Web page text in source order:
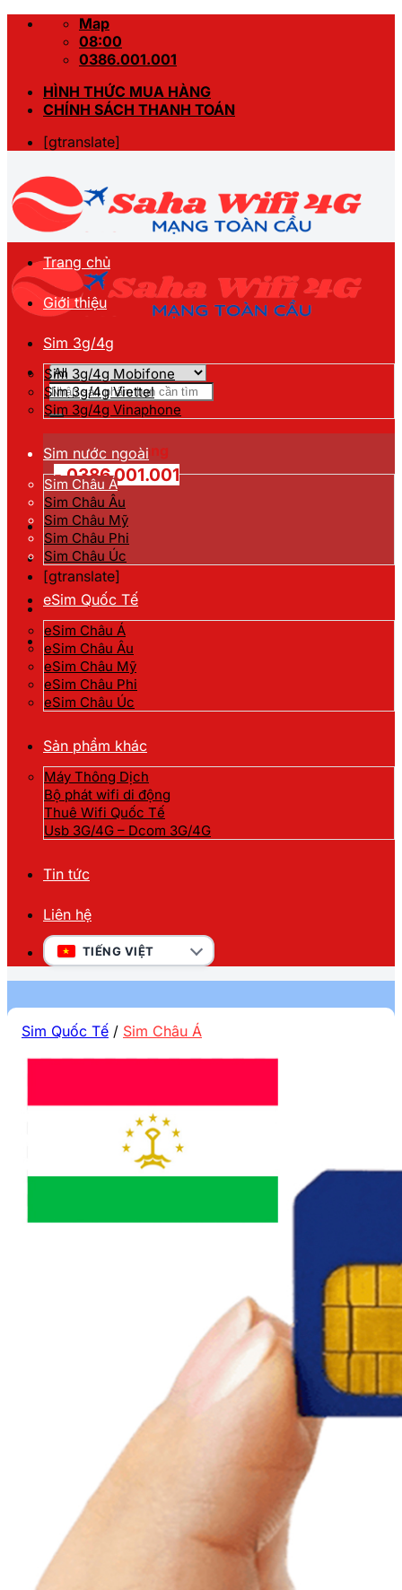
Skip
Map
08:00
0386.001.001
HÌNH THỨC MUA HÀNG
CHÍNH SÁCH THANH TOÁN
[gtranslate]
Tìm
kiếm:
Hotline đặt hàng
- 0386.001.001
[gtranslate]
Trang chủ
Giới thiệu
Sim 3g/4g
Sim 3g/4g Mobifone
Sim 3g/4g Viettel
Sim 3g/4g Vinaphone
Sim nước ngoài
Sim Châu Á
Sim Châu Âu
Sim Châu Mỹ
Sim Châu Phi
Sim Châu Úc
eSim Quốc Tế
eSim Châu Á
eSim Châu Âu
eSim Châu Mỹ
eSim Châu Phi
eSim Châu Úc
Sản phẩm khác
Máy Thông Dịch
Bộ phát wifi di động
Thuê Wifi Quốc Tế
Usb 3G/4G – Dcom 3G/4G
Tin tức
Liên hệ
TIẾNG VIỆT
Sim Quốc Tế / Sim Châu Á